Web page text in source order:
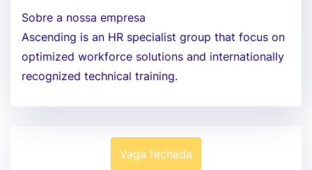
Sobre a nossa empresa
Ascending is an HR specialist group that focus on
optimized workforce solutions and internationally
recognized technical training.
Vaga fechada